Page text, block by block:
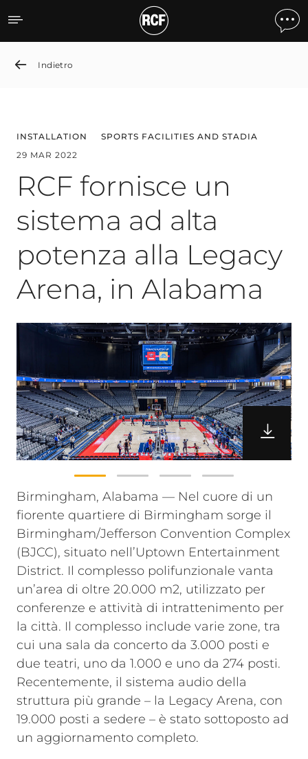
RCF fornisce un sistema
Indietro
INSTALLATION
SPORTS FACILITIES AND STADIA
29 MAR 2022
RCF fornisce un
sistema ad alta
potenza alla Legacy
Arena, in Alabama
Birmingham, Alabama — Nel cuore di un
fiorente quartiere di Birmingham sorge il
Birmingham/Jefferson Convention Complex
(BJCC), situato nell’Uptown Entertainment
District. Il complesso polifunzionale vanta
un’area di oltre 20.000 m2, utilizzato per
conferenze e attività di intrattenimento per
la città. Il complesso include varie zone, tra
cui una sala da concerto da 3.000 posti e
due teatri, uno da 1.000 e uno da 274 posti.
Recentemente, il sistema audio della
struttura più grande – la Legacy Arena, con
19.000 posti a sedere – è stato sottoposto ad
un aggiornamento completo.